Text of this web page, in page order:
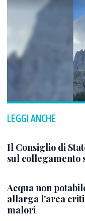
LEGGI ANCHE
Il Consiglio di
sul collegamento
Acqua non
allarga l'area
malori